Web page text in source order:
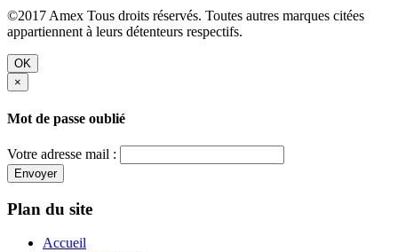
©2017 Amex Tous droits réservés. Toutes autres marques citées
appartiennent à leurs détenteurs respectifs.
OK
×
Mot de passe oublié
Votre adresse mail :
Envoyer
Plan du site
Accueil